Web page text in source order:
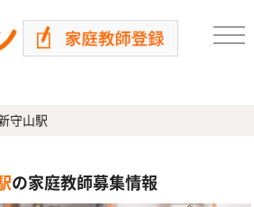
守山駅
の家庭教師募集情報